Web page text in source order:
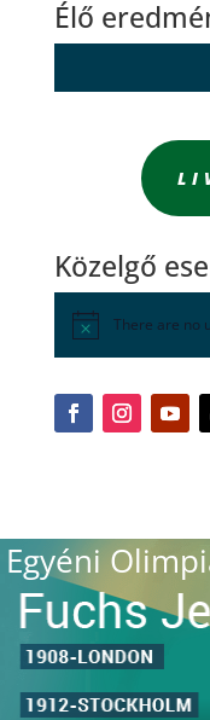
Élő
Közelgő
There are no
Egyéni